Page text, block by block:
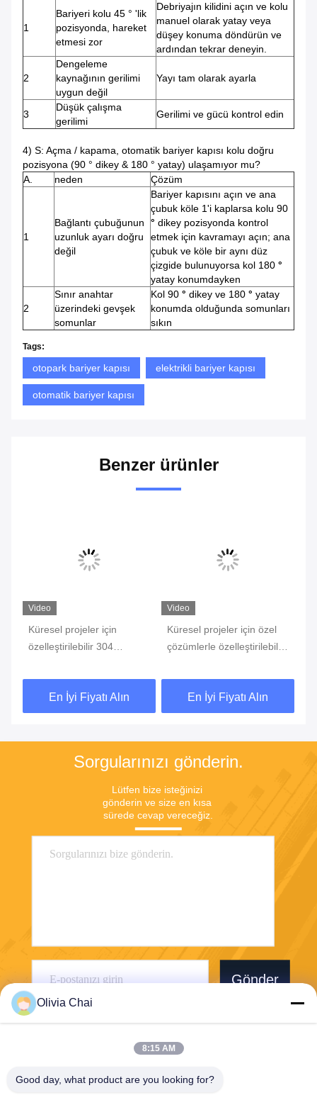
1
Bariyeri kolu 45 ° 'lik
pozisyonda, hareket
etmesi zor
Debriyajın kilidini açın ve kolu
manuel olarak yatay veya
düşey konuma döndürün ve
ardından tekrar deneyin.
2
Dengeleme
kaynağının gerilimi
uygun değil
Yayı tam olarak ayarla
3
Düşük çalışma
gerilimi
Gerilimi ve gücü kontrol edin
4) S: Açma / kapama, otomatik bariyer kapısı kolu doğru
pozisyona (90 ° dikey & 180 ° yatay) ulaşamıyor mu?
A.
neden Çözüm
1
Bağlantı çubuğunun
uzunluk ayarı doğru
değil
Bariyer kapısını açın ve ana
çubuk köle 1'i kaplarsa kolu 90
° dikey pozisyonda kontrol
etmek için kavramayı açın; ana
çubuk ve köle bir aynı düz
çizgide bulunuyorsa kol 180 °
yatay konumdayken
2
Sınır anahtar
üzerindeki gevşek
somunlar
Kol 90 ° dikey ve 180 ° yatay
konumda olduğunda somunları
sıkın
Tags:
otopark bariyer kapısı elektrikli bariyer kapısı
otomatik bariyer kapısı
Benzer ürünler
Video
Küresel projeler için
özelleştirilebilir 304
Bariyer Kapısı
En İyi Fiyatı Alın
Video
Küresel projeler için özel
çözümlerle özelleştirilebilir
Barrier Park Barrier
En İyi Fiyatı Alın
Sorgularınızı gönderin.
Lütfen bize isteğinizi
gönderin ve size en kısa
sürede cevap vereceğiz.
Gönder
Olivia Chai
8:15 AM
Good day, what product are you looking for?